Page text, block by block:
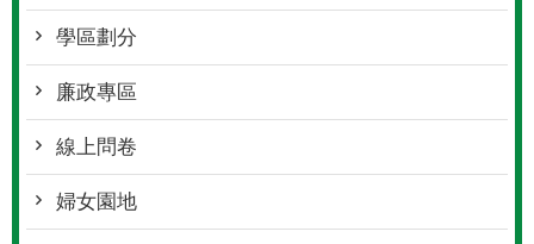
學區劃分
廉政專區
線上問卷
婦女園地